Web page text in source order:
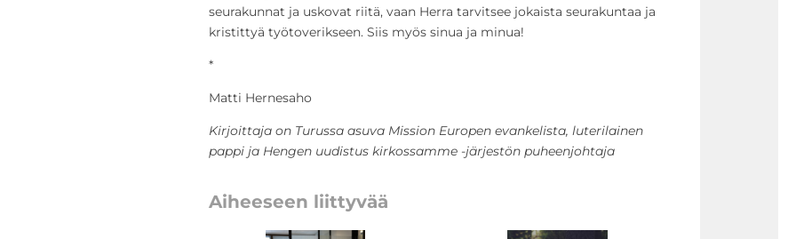
seurakunnat ja uskovat riitä, vaan Herra tarvitsee jokaista seurakuntaa ja
kristittyä työtoverikseen. Siis myös sinua ja minua!
*
Matti Hernesaho
Kirjoittaja on Turussa asuva Mission Europen evankelista, luterilainen
pappi ja Hengen uudistus kirkossamme -järjestön puheenjohtaja
Aiheeseen liittyvää